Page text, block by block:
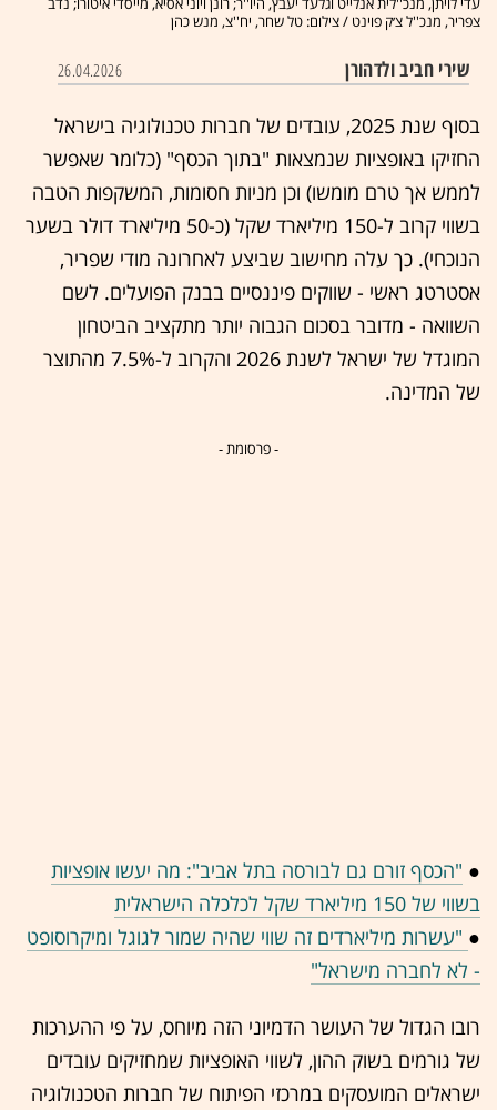
צפריר, מנכ''ל צ׳ק פוינט / צילום: טל שחר, יח''צ, מנש כהן
שירי חביב ולדהורן 26.04.2026
בסוף שנת 2025, עובדים של חברות טכנולוגיה בישראל
החזיקו באופציות שנמצאות "בתוך הכסף" (כלומר שאפשר
לממש אך טרם מומשו) וכן מניות חסומות, המשקפות הטבה
בשווי קרוב ל-150 מיליארד שקל (כ-50 מיליארד דולר בשער
הנוכחי). כך עלה מחישוב שביצע לאחרונה מודי שפריר,
אסטרטג ראשי - שווקים פיננסיים בבנק הפועלים. לשם
השוואה - מדובר בסכום הגבוה יותר מתקציב הביטחון
המוגדל של ישראל לשנת 2026 והקרוב ל-7.5% מהתוצר
של המדינה.
- פרסומת -
● "הכסף זורם גם לבורסה בתל אביב": מה יעשו אופציות
בשווי של 150 מיליארד שקל לכלכלה הישראלית
● "עשרות מיליארדים זה שווי שהיה שמור לגוגל ומיקרוסופט
- לא לחברה מישראל"
רובו הגדול של העושר הדמיוני הזה מיוחס, על פי ההערכות
של גורמים בשוק ההון, לשווי האופציות שמחזיקים עובדים
ישראלים המועסקים במרכזי הפיתוח של חברות הטכנולוגיה